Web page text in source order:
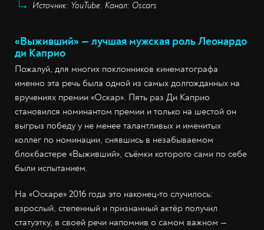
Источник: YouTube. Канал: Oscars
«Выживший» — лучшая мужская роль Леонардо
ди Каприо
Пожалуй, для многих поклонников кинематографа
именно эта речь была одной из самых долгожданных на
вручениях премии «Оскар». Пять раз Ди Каприо
становился номинантом премии и только на шестой он
выгрыз победу у не менее талантливых и именитых
коллег по номинации, снявшись в незабываемом
блокбастере «Выживший», съёмки которого сами по себе
были испытанием.
На «Оскаре» 2016 года это наконец-то случилось:
взрослый, степенный и признанный актёр получил
статуэтку, в своей речи напомнив о самом важном —